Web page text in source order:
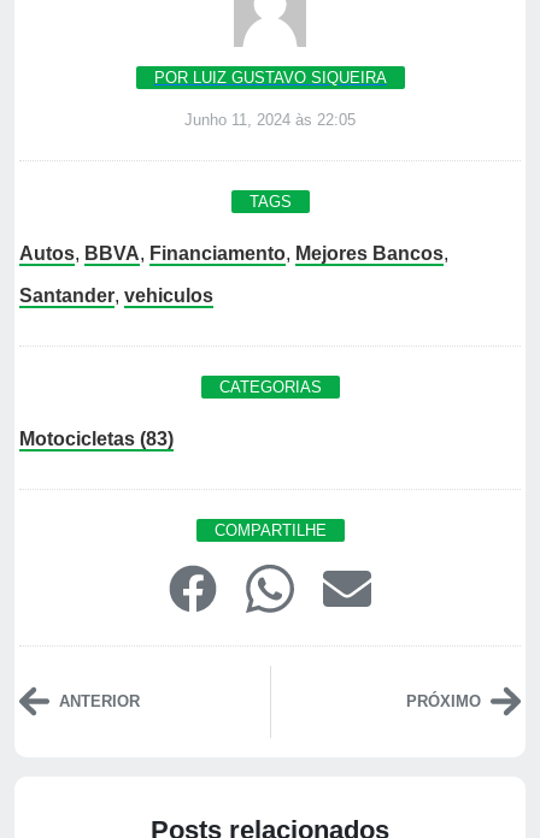
POR LUIZ GUSTAVO SIQUEIRA
Junho 11, 2024 às 22:05
TAGS
Autos, BBVA, Financiamento, Mejores Bancos,
Santander, vehiculos
CATEGORIAS
Motocicletas (83)
COMPARTILHE
ANTERIOR PRÓXIMO
Posts relacionados